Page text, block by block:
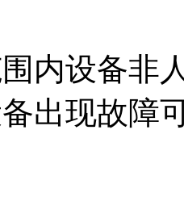
内设备非
出现故障